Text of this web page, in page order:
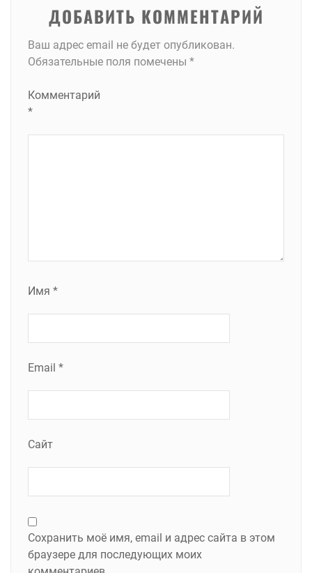
ДОБАВИТЬ КОММЕНТАРИЙ
Ваш адрес email не будет опубликован.
Обязательные поля помечены *
Комментарий
*
Имя *
Email *
Сайт
Сохранить моё имя, email и адрес сайта в этом
браузере для последующих моих